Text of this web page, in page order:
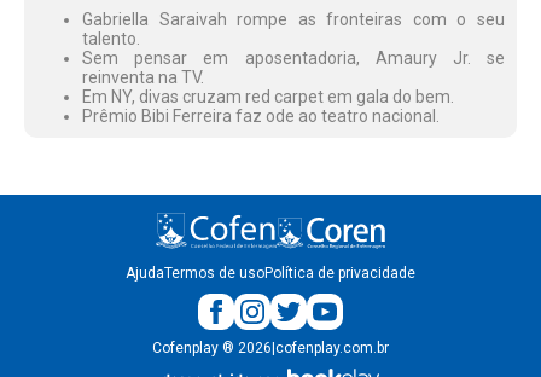
Gabriella Saraivah rompe as fronteiras com o seu
talento.
Sem pensar em aposentadoria, Amaury Jr. se
reinventa na TV.
Em NY, divas cruzam red carpet em gala do bem.
Prêmio Bibi Ferreira faz ode ao teatro nacional.
AjudaTermos de usoPolítica de privacidade
Cofenplay ® 2026 cofenplay.com.br